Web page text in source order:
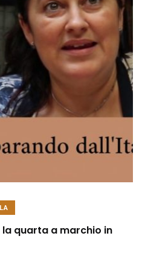
la quarta a marchio in